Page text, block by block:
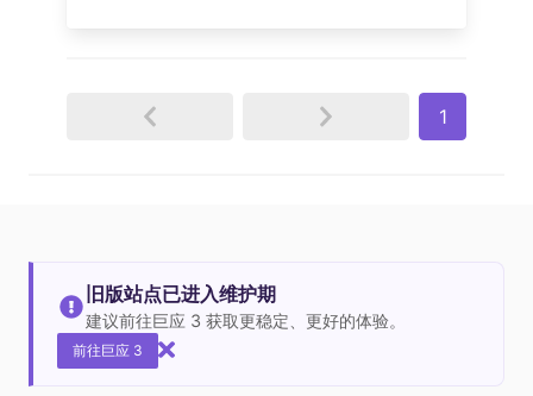
1
旧版站点已进入维护期
建议前往巨应 3 获取更稳定、更好的体验。
前往巨应 3